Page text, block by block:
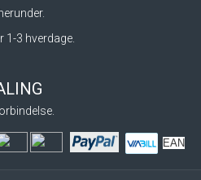
3 hverdage.
EAN